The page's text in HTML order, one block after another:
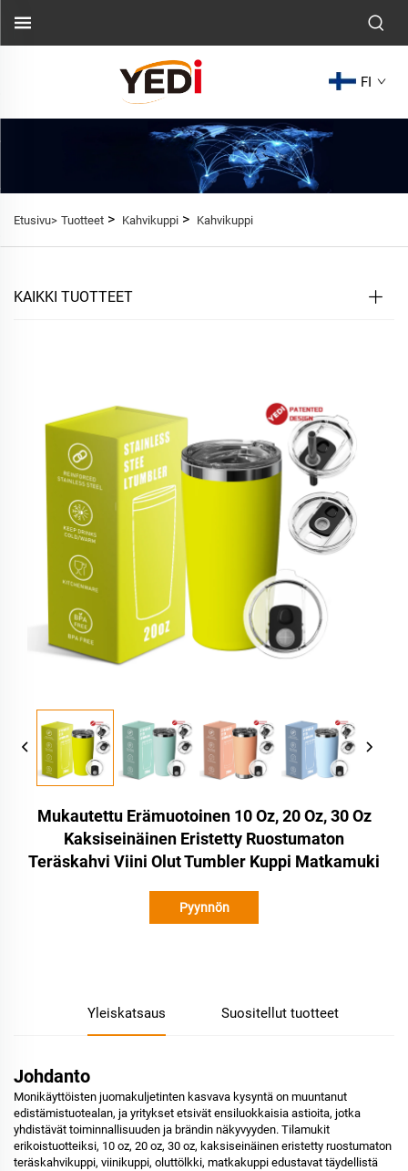
FI
Etusivu> Tuotteet > Kahvikuppi > Kahvikuppi
KAIKKI TUOTTEET
Mukautettu Erämuotoinen 10 Oz, 20 Oz, 30 Oz
Kaksiseinäinen Eristetty Ruostumaton
Teräskahvi Viini Olut Tumbler Kuppi Matkamuki
Pyynnön
Yleiskatsaus Suositellut tuotteet
Johdanto
Monikäyttöisten juomakuljetinten kasvava kysyntä on muuntanut
edistämistuotealan, ja yritykset etsivät ensiluokkaisia astioita, jotka
yhdistävät toiminnallisuuden ja brändin näkyvyyden. Tilamukit
erikoistuotteiksi, 10 oz, 20 oz, 30 oz, kaksiseinäinen eristetty ruostumaton
teräskahvikuppi, viinikuppi, oluttölkki, matkakuppi edustavat täydellistä